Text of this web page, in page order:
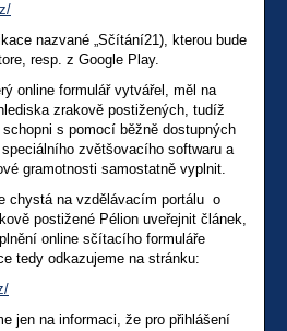
nazvané „Sčítání21), kterou bude
resp. z Google Play.
online formulář vytvářel, měl na
zrakově postižených, tudíž
s pomocí běžně dostupných
zvětšovacího softwaru a
gramotnosti samostatně vyplnit.
chystá na vzdělávacím portálu o
postižené Pélion uveřejnit článek,
online sčítacího formuláře
tedy odkazujeme na stránku:
jen na informaci, že pro přihlášení